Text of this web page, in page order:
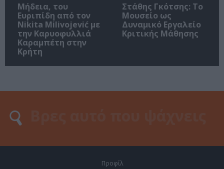
Μήδεια, του
Ευριπίδη από τον
Nikita Milivojević με
την Καρυοφυλλιά
Καραμπέτη στην
Κρήτη
Στάθης Γκότσης: Το
Μουσείο ως
Δυναμικό Εργαλείο
Κριτικής Μάθησης
Προφίλ